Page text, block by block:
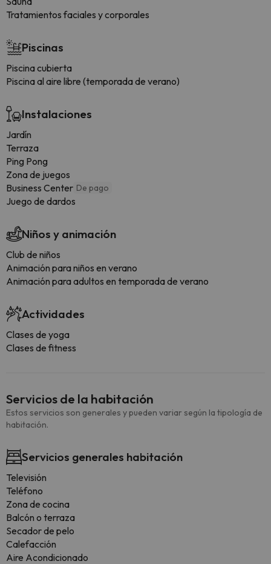
Tratamientos faciales y corporales
Piscinas
Piscina cubierta
Piscina al aire libre (temporada de verano)
Instalaciones
Jardín
Terraza
Ping Pong
Zona de juegos
Business Center De pago
Juego de dardos
Niños y animación
Club de niños
Animación para niños en verano
Animación para adultos en temporada de verano
Actividades
Clases de yoga
Clases de fitness
Servicios de la habitación
Estos servicios son generales y pueden variar según la tipología de
habitación.
Servicios generales habitación
Televisión
Teléfono
Zona de cocina
Balcón o terraza
Secador de pelo
Calefacción
Aire Acondicionado